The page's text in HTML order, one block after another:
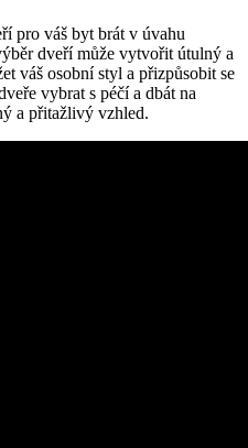
pro váš byt‌ brát v úvahu
dveří může vytvořit útulný a
⁤váš osobní styl a přizpůsobit se
vybrat s péčí a dbát ⁣na
a⁣ přitažlivý vzhled.